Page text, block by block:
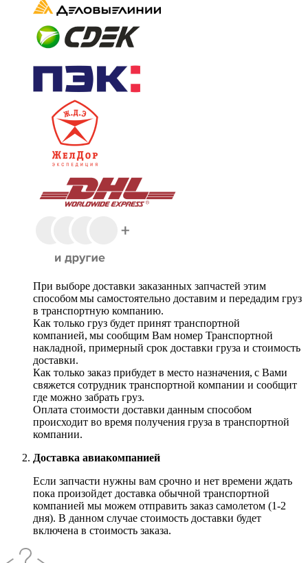
При выборе доставки заказанных запчастей этим
способом мы самостоятельно доставим и передадим груз
в транспортную компанию.
Как только груз будет принят транспортной
компанией, мы сообщим Вам номер Транспортной
накладной, примерный срок доставки груза и стоимость
доставки.
Как только заказ прибудет в место назначения, с Вами
свяжется сотрудник транспортной компании и сообщит
где можно забрать груз.
Оплата стоимости доставки данным способом
происходит во время получения груза в транспортной
компании.
Доставка авиакомпанией
Если запчасти нужны вам срочно и нет времени ждать
пока произойдет доставка обычной транспортной
компанией мы можем отправить заказ самолетом (1-2
дня). В данном случае стоимость доставки будет
включена в стоимость заказа.